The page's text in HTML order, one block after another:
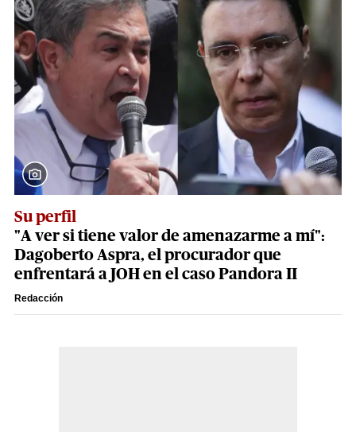
Su perfil
"A ver si tiene valor de amenazarme a mí":
Dagoberto Aspra, el procurador que
enfrentará a JOH en el caso Pandora II
Redacción